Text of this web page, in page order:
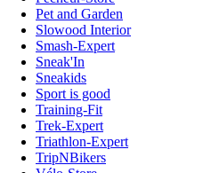
Pet and Garden
Slowood Interior
Smash-Expert
Sneak'In
Sneakids
Sport is good
Training-Fit
Trek-Expert
Triathlon-Expert
TripNBikers